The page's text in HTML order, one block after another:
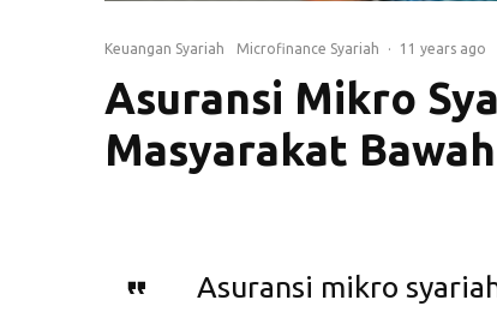
Keuangan Syariah Microfinance Syariah · 11 years ago
Asuransi Mikro
Masyarakat
Asuransi mikro